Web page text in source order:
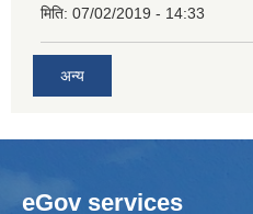
मिति: 07/02/2019 - 14:33
अन्य
eGov services